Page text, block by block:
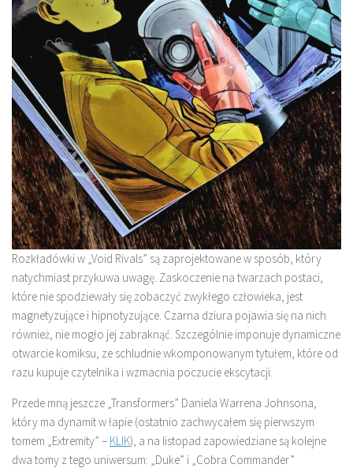
Rozkładówki w „Void Rivals” są zaprojektowane w sposób, który
natychmiast przykuwa uwagę. Zaskoczenie na twarzach postaci,
które nie spodziewały się zobaczyć zwykłego człowieka, jest
magnetyzujące i hipnotyzujące. Czarna dziura pojawia się na nich
również, nie mogło jej zabraknąć. Szczególnie imponuje dynamiczne
otwarcie komiksu, ze schludnie wkomponowanym tytułem, które od
razu kupuje czytelnika i wzmacnia poczucie ekscytacji.
Przede mną jeszcze „Transformers” Daniela Warrena Johnsona,
który ma dynamit w łapie (ostatnio zachwycałem się pierwszym
tomem „Extremity” – KLIK), a na listopad zapowiedziane są kolejne
dwa tomy z tego uniwersum: „Duke” i „Cobra Commander”